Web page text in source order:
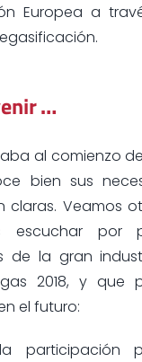
Europea a
…
al comienzo
bien sus
claras. Veamos
escuchar por
de la gran
2018, y que
el futuro:
participación